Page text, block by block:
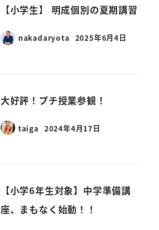
【小学生】 明成個別の夏期講習
nakadaryota 2025年6月4日
大好評！プチ授業参観！
taiga 2024年4月17日
【小学6年生対象】中学準備講
座、まもなく始動！！